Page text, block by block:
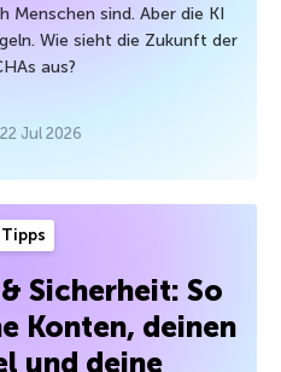
Menschen sind. Aber die KI
Wie sieht die Zukunft der
aus?
22 Jul 2026
Tipps
Sicherheit: So
Konten, deinen
und deine